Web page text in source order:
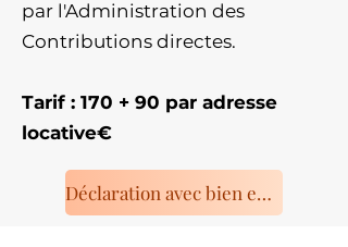
par l'Administration des
Contributions directes.
Tarif : 170 + 90 par adresse
locative€
Déclaration avec bien en location